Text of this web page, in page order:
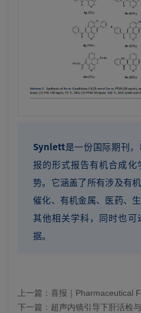
Synlett是一份国际期刊
报的形式报告有机合成化
势。它涵盖了所有涉及有
催化、有机金属、医药、
其他相关学科，同时也
据。
上一篇： 喜报｜Pharmaceutical
下一篇： 超声内镜引导下肝活检